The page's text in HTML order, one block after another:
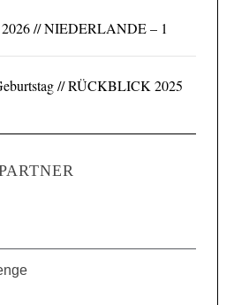
2026 // NIEDERLANDE – 1
// RÜCKBLICK 2025